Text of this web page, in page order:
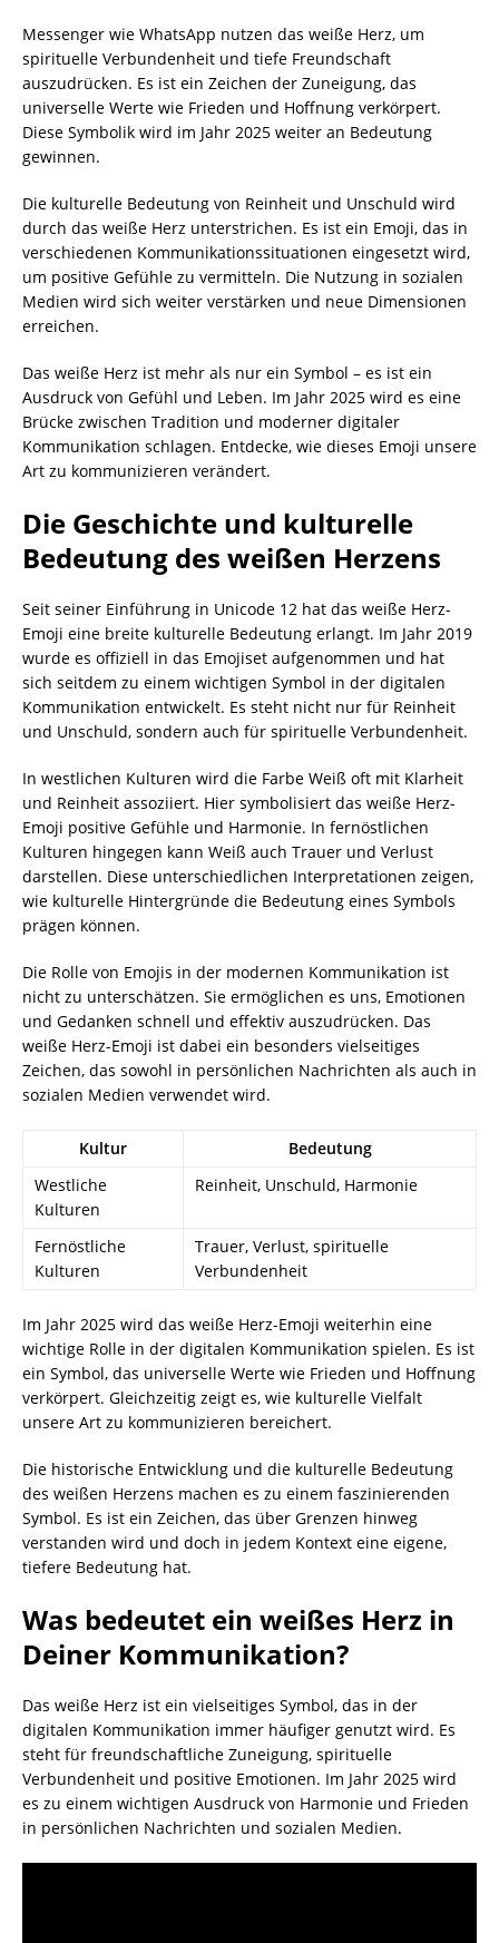
Messenger wie WhatsApp nutzen das weiße Herz, um
spirituelle Verbundenheit und tiefe Freundschaft
auszudrücken. Es ist ein Zeichen der Zuneigung, das
universelle Werte wie Frieden und Hoffnung verkörpert.
Diese Symbolik wird im Jahr 2025 weiter an Bedeutung
gewinnen.
Die kulturelle Bedeutung von Reinheit und Unschuld wird
durch das weiße Herz unterstrichen. Es ist ein Emoji, das in
verschiedenen Kommunikationssituationen eingesetzt wird,
um positive Gefühle zu vermitteln. Die Nutzung in sozialen
Medien wird sich weiter verstärken und neue Dimensionen
erreichen.
Das weiße Herz ist mehr als nur ein Symbol – es ist ein
Ausdruck von Gefühl und Leben. Im Jahr 2025 wird es eine
Brücke zwischen Tradition und moderner digitaler
Kommunikation schlagen. Entdecke, wie dieses Emoji unsere
Art zu kommunizieren verändert.
Die Geschichte und kulturelle
Bedeutung des weißen Herzens
Seit seiner Einführung in Unicode 12 hat das weiße Herz-
Emoji eine breite kulturelle Bedeutung erlangt. Im Jahr 2019
wurde es offiziell in das Emojiset aufgenommen und hat
sich seitdem zu einem wichtigen Symbol in der digitalen
Kommunikation entwickelt. Es steht nicht nur für Reinheit
und Unschuld, sondern auch für spirituelle Verbundenheit.
In westlichen Kulturen wird die Farbe Weiß oft mit Klarheit
und Reinheit assoziiert. Hier symbolisiert das weiße Herz-
Emoji positive Gefühle und Harmonie. In fernöstlichen
Kulturen hingegen kann Weiß auch Trauer und Verlust
darstellen. Diese unterschiedlichen Interpretationen zeigen,
wie kulturelle Hintergründe die Bedeutung eines Symbols
prägen können.
Die Rolle von Emojis in der modernen Kommunikation ist
nicht zu unterschätzen. Sie ermöglichen es uns, Emotionen
und Gedanken schnell und effektiv auszudrücken. Das
weiße Herz-Emoji ist dabei ein besonders vielseitiges
Zeichen, das sowohl in persönlichen Nachrichten als auch in
sozialen Medien verwendet wird.
Kultur
Bedeutung
Westliche
Kulturen
Reinheit, Unschuld, Harmonie
Fernöstliche
Kulturen
Trauer, Verlust, spirituelle
Verbundenheit
Im Jahr 2025 wird das weiße Herz-Emoji weiterhin eine
wichtige Rolle in der digitalen Kommunikation spielen. Es ist
ein Symbol, das universelle Werte wie Frieden und Hoffnung
verkörpert. Gleichzeitig zeigt es, wie kulturelle Vielfalt
unsere Art zu kommunizieren bereichert.
Die historische Entwicklung und die kulturelle Bedeutung
des weißen Herzens machen es zu einem faszinierenden
Symbol. Es ist ein Zeichen, das über Grenzen hinweg
verstanden wird und doch in jedem Kontext eine eigene,
tiefere Bedeutung hat.
Was bedeutet ein weißes Herz in
Deiner Kommunikation?
Das weiße Herz ist ein vielseitiges Symbol, das in der
digitalen Kommunikation immer häufiger genutzt wird. Es
steht für freundschaftliche Zuneigung, spirituelle
Verbundenheit und positive Emotionen. Im Jahr 2025 wird
es zu einem wichtigen Ausdruck von Harmonie und Frieden
in persönlichen Nachrichten und sozialen Medien.